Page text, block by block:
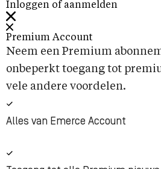
Inloggen of aanmelden
Premium Account
Neem een Premium
onbeperkt toegang tot
vele andere voordelen.
Alles van Emerce Account